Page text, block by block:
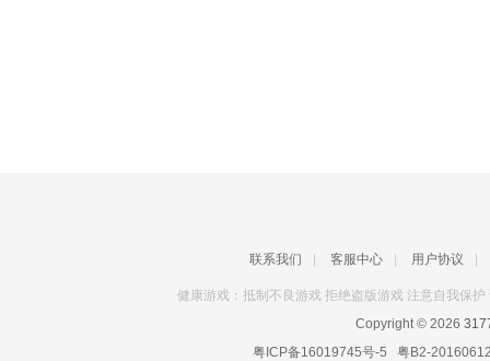
联系我们 客服中心 用户协议
健康游戏：抵制不良游戏 拒绝盗版游戏 注意自我保
Copyright © 2026
粤ICP备16019745号-5 粤B2-